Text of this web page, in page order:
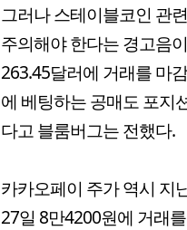
그러나 스테이블코인 관
주의해야 한다는 경고음
263.45달러에 거래를 마
에 베팅하는 공매도 포지
다고 블룸버그는 전했다.
카카오페이 주가 역시 지
27일 8만4200원에 거래